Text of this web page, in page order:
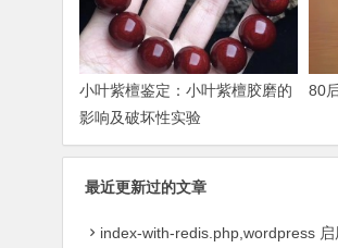
小叶紫檀鉴定：小叶紫檀胶磨的
影响及破坏性实验
80
最近更新过的文章
index-with-redis.php,wordpress